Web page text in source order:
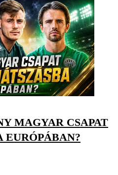
MAGYAR CSAPAT
EURÓPÁBAN?